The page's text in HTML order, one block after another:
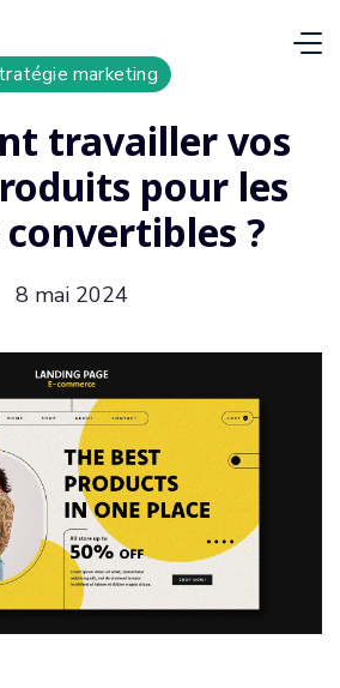
marketing
travailler vos
pour les
?
8 mai 2024